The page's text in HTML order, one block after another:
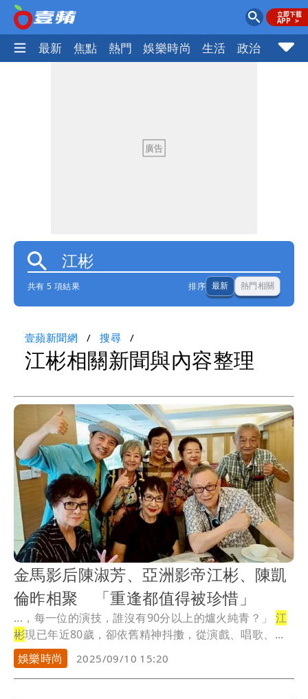
最新 焦點 熱門 娛樂時尚 生活 政治 社會
共有 5 項結果 排序 最新 熱門相關
壹蘋新聞網 搜尋
江彬相關新聞與內容整理
金馬影后陳淑芳、亞洲影帝江彬、陳凱
倫昨相聚 「重逢都值得被珍惜」
...，每一位的演技，誰沒有90分以上的爐火純青？」 江
彬現已年近80歲，卻依舊精神抖擻，從演戲、唱歌、...
娛樂時尚
2025/09/10 15:20